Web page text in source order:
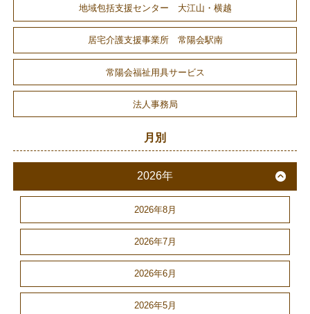
地域包括支援センター 大江山・横越
居宅介護支援事業所 常陽会駅南
常陽会福祉用具サービス
法人事務局
月別
2026年
2026年8月
2026年7月
2026年6月
2026年5月